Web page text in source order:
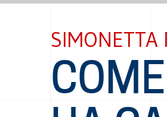
SIMONETTA